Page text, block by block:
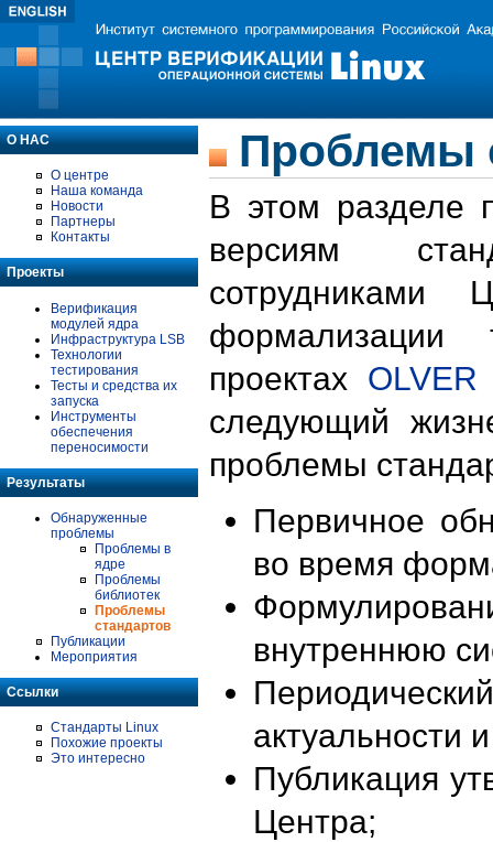
О НАС
О центре
Наша команда
Новости
Партнеры
Контакты
Проекты
Верификация
модулей ядра
Инфраструктура LSB
Технологии
тестирования
Тесты и средства их
запуска
Инструменты
обеспечения
переносимости
Результаты
Обнаруженные
проблемы
Проблемы в
ядре
Проблемы
библиотек
Проблемы
стандартов
Публикации
Мероприятия
Ссылки
Стандарты Linux
Похожие проекты
Это интересно
Проблемы
В этом разделе
версиям
формализации
проектах OLVER
следующий
проблемы
Первичное
во время
внутреннюю
актуальности
Публикация
Центра;